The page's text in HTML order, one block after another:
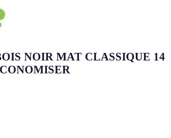
NOIR MAT CLASSIQUE 14